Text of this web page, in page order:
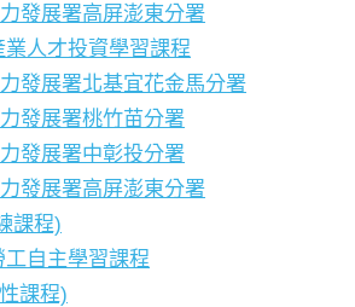
發展署高屏澎東分署
業人才投資學習課程
發展署北基宜花金馬分署
發展署桃竹苗分署
發展署中彰投分署
發展署高屏澎東分署
課程)
工自主學習課程
課程)